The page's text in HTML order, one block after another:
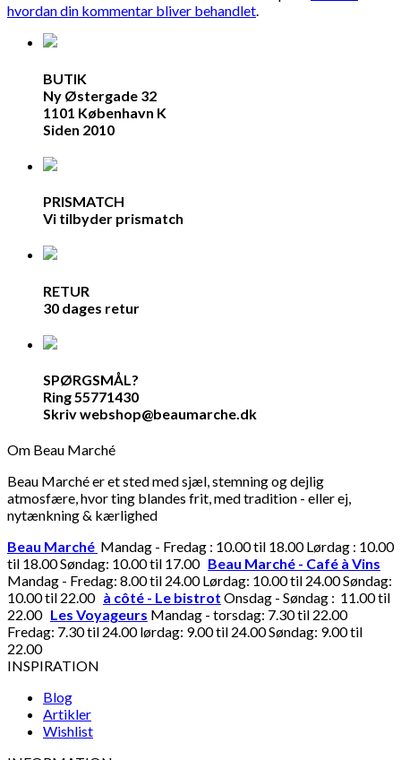
hvordan din kommentar bliver behandlet.
BUTIK
Ny Østergade 32
1101 København K
Siden 2010
PRISMATCH
Vi tilbyder prismatch
RETUR
30 dages retur
SPØRGSMÅL?
Ring 55771430
Skriv webshop@beaumarche.dk
Om Beau Marché
Beau Marché er et sted med sjæl, stemning og dejlig
atmosfære, hvor ting blandes frit, med tradition - eller ej,
nytænkning & kærlighed
Beau Marché Mandag - Fredag : 10.00 til 18.00 Lørdag : 10.00
til 18.00 Søndag: 10.00 til 17.00 Beau Marché - Café à Vins
Mandag - Fredag: 8.00 til 24.00 Lørdag: 10.00 til 24.00 Søndag:
10.00 til 22.00 à côté - Le bistrot Onsdag - Søndag : 11.00 til
22.00 Les Voyageurs Mandag - torsdag: 7.30 til 22.00
Fredag: 7.30 til 24.00 lørdag: 9.00 til 24.00 Søndag: 9.00 til
22.00
INSPIRATION
Blog
Artikler
Wishlist